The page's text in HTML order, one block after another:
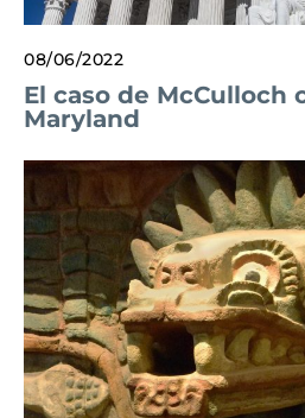
08/06/2022
El caso de McCulloch
Maryland